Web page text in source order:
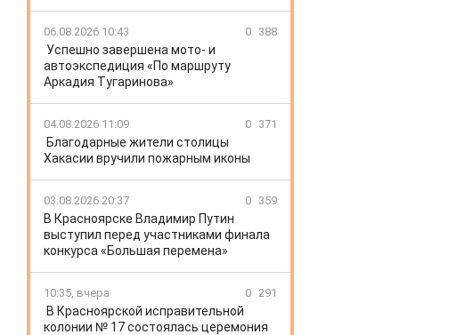
06.08.2026 10:43 0 388
Успешно завершена мото- и
автоэкспедиция «По маршруту
Аркадия Тугаринова»
04.08.2026 11:09 0 371
Благодарные жители столицы
Хакасии вручили пожарным иконы
03.08.2026 20:37 0 359
В Красноярске Владимир Путин
выступил перед участниками финала
конкурса «Большая перемена»
10:35, вчера 0 291
В Красноярской исправительной
колонии № 17 состоялась церемония